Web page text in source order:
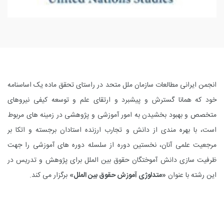
انجمن ایرانی مطالعات سازمان ملل متحد در راستای تحقق ماده یک اساسنامه
خود که همانا گسترش و پیشبرد و ارتقای علم و توسعه کیفی نیروهای
متخصص و بهبود بخشیدن به امور آموزشی و پژوهشی در زمینه های مربوط
است، با بهره مندی از دانش و تجارب ارزنده استادان برجسته و اتکا بر
مرجعیت علمی آنان، نخستین دوره از سلسله دوره های آموزشی را جهت
ظرفیت سازی دانش آموختگان حقوق بین الملل برای پژوهش و تدریس در
این رشته با عنوان «متدلوژی آموزش حقوق بین الملل» برگزار می کند.